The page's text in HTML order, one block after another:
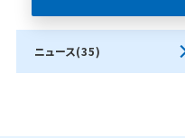
ニュース(35)